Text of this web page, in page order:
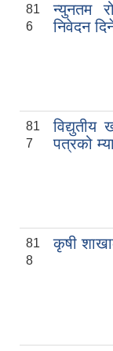
81
6
न्युनतम
निवेदन
81
7
विद्युतीय
पत्रको
81
8
कृषी